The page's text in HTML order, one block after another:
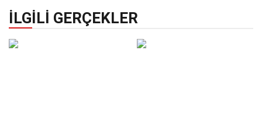
İLGILI GERÇEKLER